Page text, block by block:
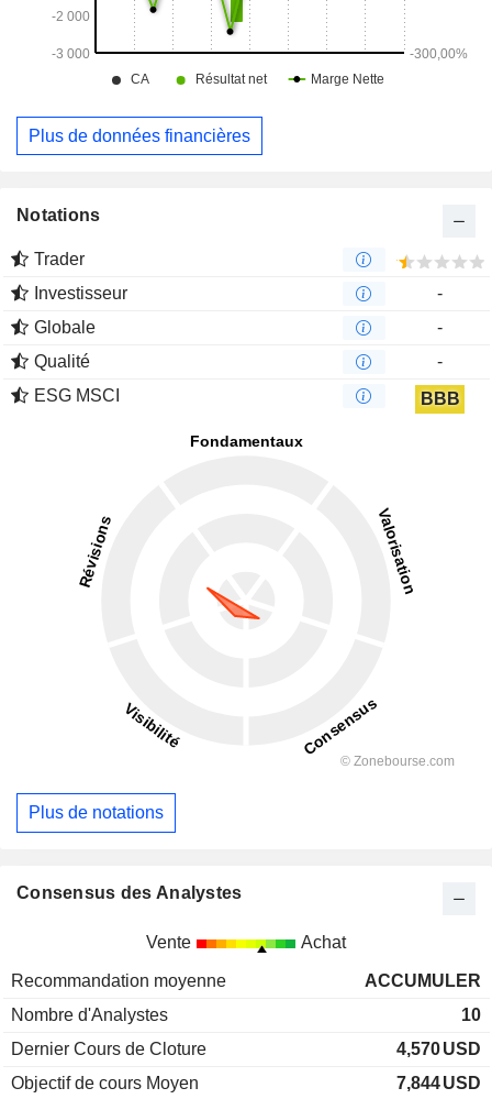
Plus de données financières
Notations
Trader
Investisseur
-
Globale
-
Qualité
-
ESG MSCI
BBB
Plus de notations
Consensus des Analystes
Vente Achat
Recommandation moyenne
ACCUMULER
Nombre d'Analystes
10
Dernier Cours de Cloture
4,570USD
Objectif de cours Moyen
7,844USD